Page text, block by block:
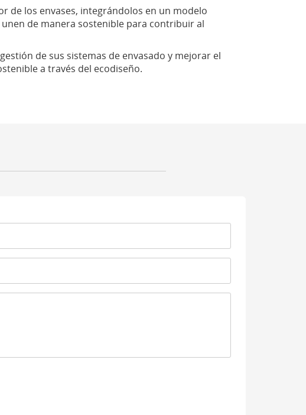
de los envases, integrándolos en un modelo
de manera sostenible para contribuir al
de sus sistemas de envasado y mejorar el
a través del ecodiseño.